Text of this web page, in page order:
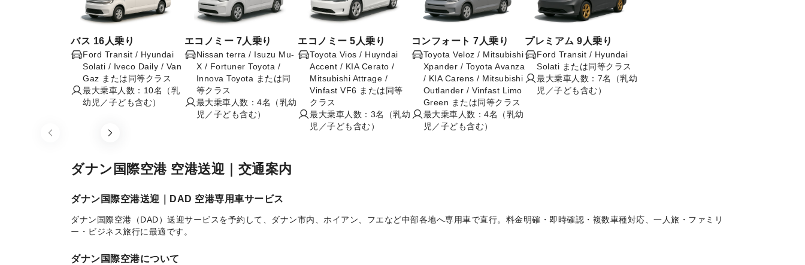
バス 16人乗り
Ford Transit / Hyundai
Solati / Iveco Daily / Van
Gaz または同等クラス
最大乗車人数：10名（乳
幼児／子ども含む）
エコノミー 7人乗り
Nissan terra / Isuzu Mu-
X / Fortuner Toyota /
Innova Toyota または同
等クラス
最大乗車人数：4名（乳幼
児／子ども含む）
エコノミー 5人乗り
Toyota Vios / Huyndai
Accent / KIA Cerato /
Mitsubishi Attrage /
Vinfast VF6 または同等
クラス
最大乗車人数：3名（乳幼
児／子ども含む）
コンフォート 7人乗り
Toyota Veloz / Mitsubishi
Xpander / Toyota Avanza
/ KIA Carens / Mitsubishi
Outlander / Vinfast Limo
Green または同等クラス
最大乗車人数：4名（乳幼
児／子ども含む）
プレミアム 9人乗り
Ford Transit / Hyundai
Solati または同等クラス
最大乗車人数：7名（乳幼
児／子ども含む）
of
ダナン国際空港 空港送迎｜交通案内
ダナン国際空港送迎｜DAD 空港専用車サービス
ダナン国際空港（DAD）送迎サービスを予約して、ダナン市内、ホイアン、フエなど中部各地へ専用車で直行。料金明確・即時確認・複数車種対応、一人旅・ファミリ
ー・ビジネス旅行に最適です。
ダナン国際空港について